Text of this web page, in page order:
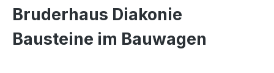
Bruderhaus Diakonie
Bausteine im Bauwagen